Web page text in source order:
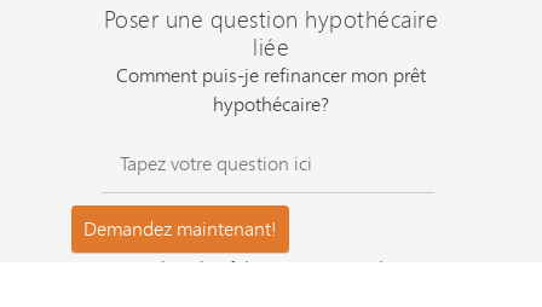
Poser une question hypothécaire
liée
Comment puis-je refinancer mon prêt
hypothécaire?
Questions les plus fréquemment posées ?